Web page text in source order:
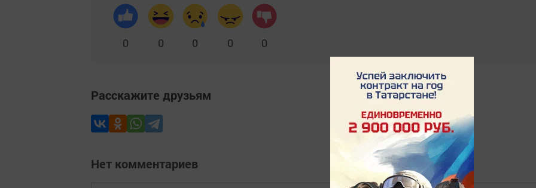
0 0 0 0 0
Расскажите друзьям
Нет комментариев